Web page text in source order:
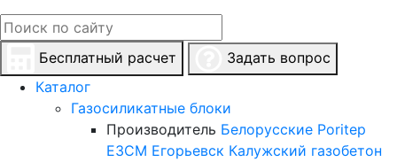
Бесплатный расчет
Задать вопрос
Каталог
Газосиликатные блоки
Производитель Белорусские Poritep
ЕЗСМ Егорьевск Калужский газобетон